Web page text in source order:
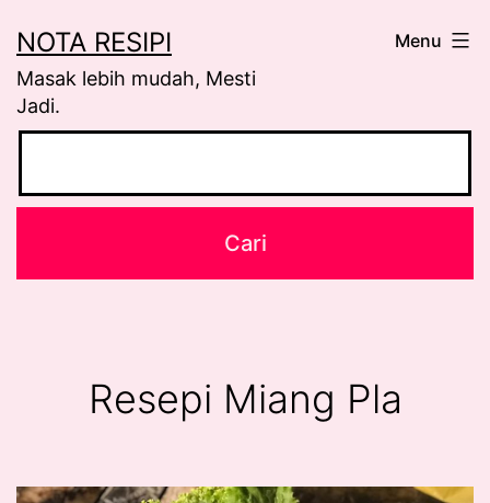
to
content
NOTA RESIPI
Masak lebih mudah, Mesti
Jadi.
Menu
Resepi Miang Pla